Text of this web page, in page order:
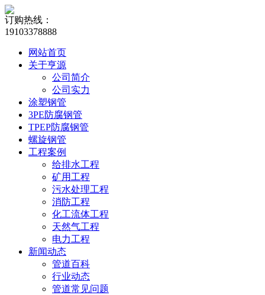
订购热线：
19103378888
网站首页
关于亨源
公司简介
公司实力
涂塑钢管
3PE防腐钢管
TPEP防腐钢管
螺旋钢管
工程案例
给排水工程
矿用工程
污水处理工程
消防工程
化工流体工程
天然气工程
电力工程
新闻动态
管道百科
行业动态
管道常见问题